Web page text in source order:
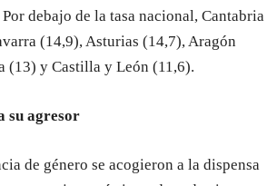
debajo de la tasa nacional, Cantabria
(14,9), Asturias (14,7), Aragón
(13) y Castilla y León (11,6).
su agresor
de género se acogieron a la dispensa